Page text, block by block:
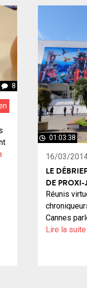
8
01:03:38
16/03/
LE
DE PROXI-
Réunis
Cannes
Lire la suite